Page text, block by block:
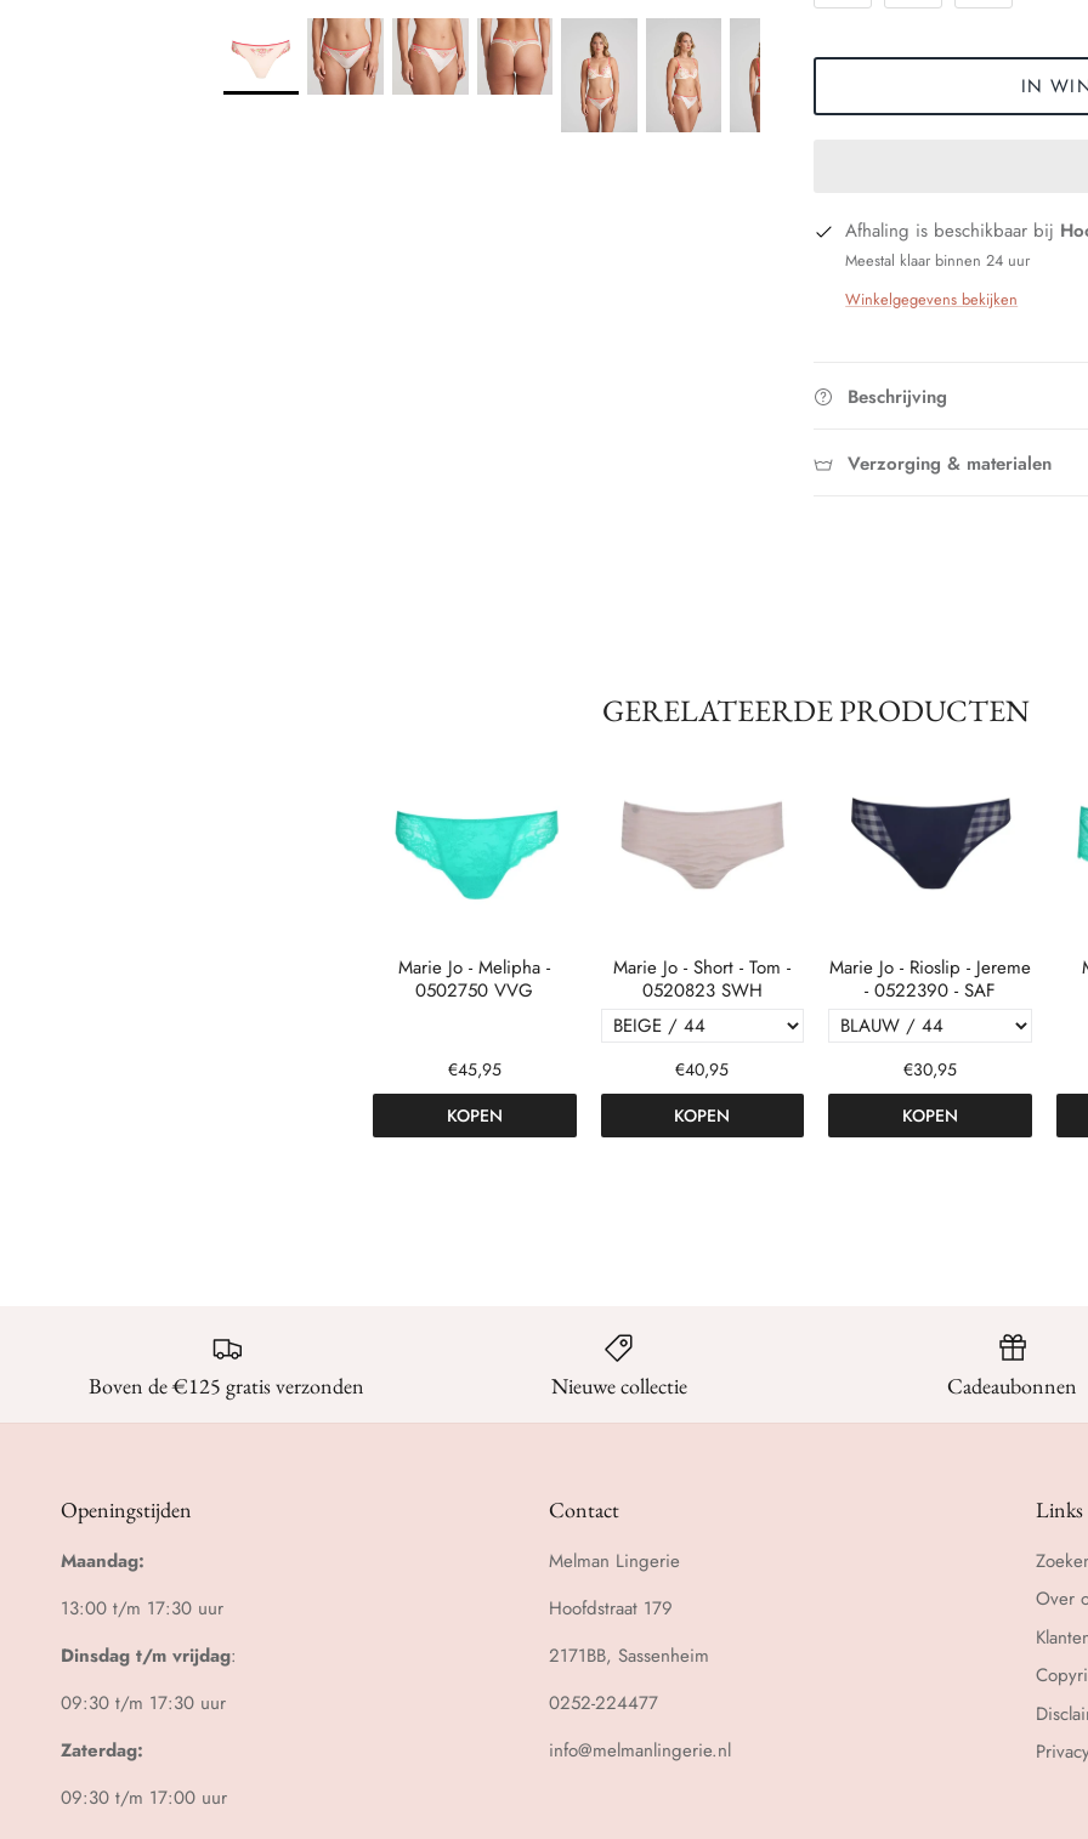
IN
Afhaling is beschikbaar bij
Meestal klaar binnen 24 uur
Winkelgegevens bekijken
Beschrijving
Verzorging & materialen
GERELATEERDE PRODUCTEN
Marie Jo - Melipha -
0502750 VVG
€45,95
KOPEN
Marie Jo - Short - Tom -
0520823 SWH
€40,95
KOPEN
Marie Jo - Rioslip - Jereme
- 0522390 - SAF
€30,95
KOPEN
Boven de €125 gratis verzonden Nieuwe collectie Cadeaubonnen
Openingstijden
Maandag:
13:00 t/m 17:30 uur
Dinsdag t/m vrijdag:
09:30 t/m 17:30 uur
Zaterdag:
09:30 t/m 17:00 uur
Contact
Melman Lingerie
Hoofdstraat 179
2171BB, Sassenheim
0252-224477
info@melmanlingerie.nl
Links
Over